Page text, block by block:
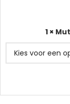
Amstel
1×